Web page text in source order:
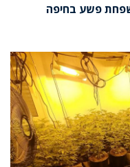
פשע בחיפה